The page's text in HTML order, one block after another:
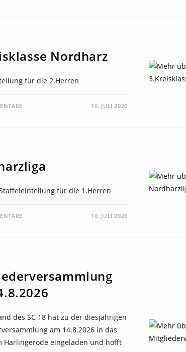
Nordharz
für die 2.Herren
10. JULI 2026
für die 1.Herren
10. JULI 2026
des SC 18 hat zu der diesjährigen
am 14.8.2026 in das
Harlingerode eingeladen und hofft